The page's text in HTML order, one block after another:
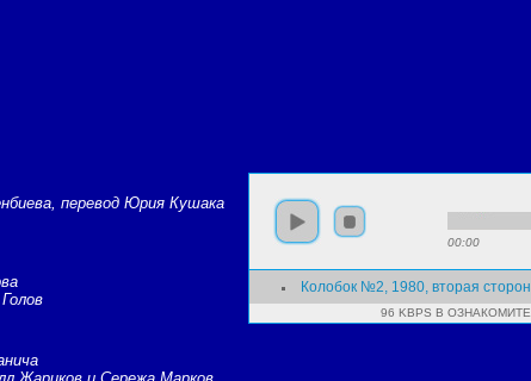
перевод Юрия Кушака
00:00
Колобок №2, 1980, вторая
96 KBPS В